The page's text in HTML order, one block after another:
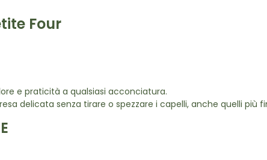
Four
e praticità a qualsiasi acconciatura.
delicata senza tirare o spezzare i capelli, anche quelli più